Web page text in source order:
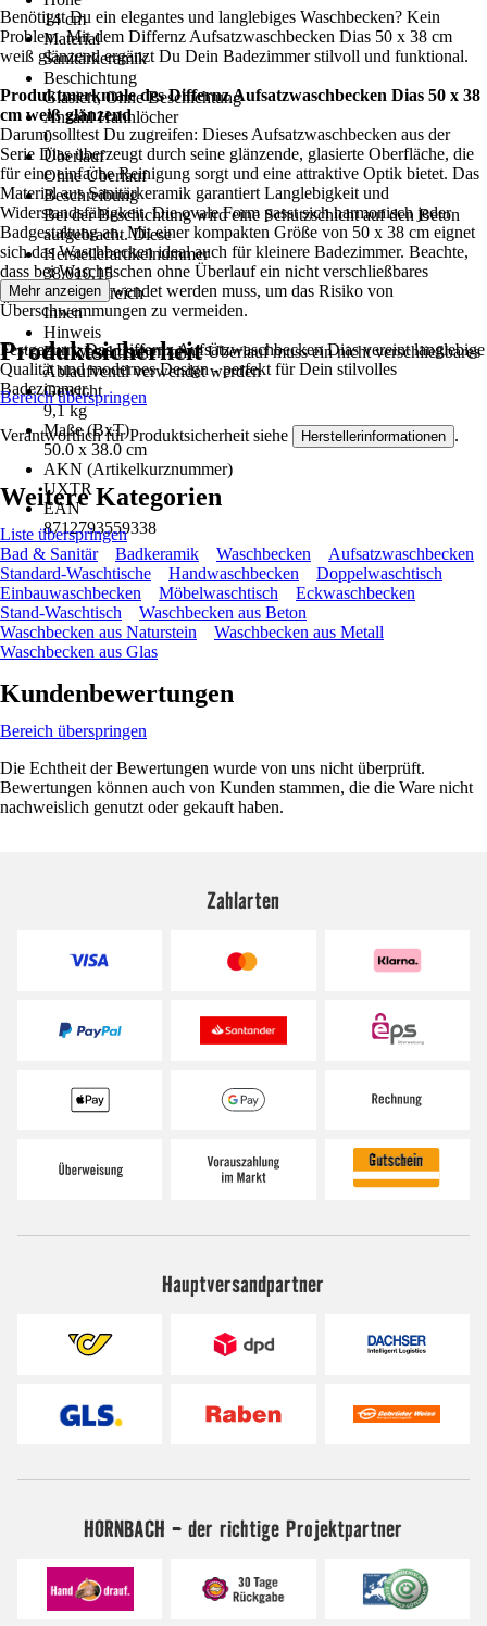
14 cm
Material
Sanitärkeramik
Beschichtung
Glasiert, Ohne Beschichtung
Anzahl Hahnlöcher
0
Überlauf
Ohne Überlauf
Beschreibung
Bei der Beschichtung wird eine Schutzschicht auf den Beton
aufgebracht. Diese
Herstellerartikelnummer
38.010.15
Einsatzbereich
Innen
Hinweis
Bei Waschtischen ohne Überlauf muss ein nicht verschließbares
Ablaufventil verwendet werden
Gewicht
9,1 kg
Maße (BxT)
50.0 x 38.0 cm
AKN (Artikelkurznummer)
UXTR
EAN
8712793559338
Benötigst Du ein elegantes und langlebiges Waschbecken? Kein
Problem. Mit dem Differnz Aufsatzwaschbecken Dias 50 x 38 cm
weiß glänzend ergänzt Du Dein Badezimmer stilvoll und funktional.
Produktmerkmale des Differnz Aufsatzwaschbecken Dias 50 x 38
cm weiß glänzend
Darum solltest Du zugreifen: Dieses Aufsatzwaschbecken aus der
Serie Dias überzeugt durch seine glänzende, glasierte Oberfläche, die
für eine einfache Reinigung sorgt und eine attraktive Optik bietet. Das
Material aus Sanitärkeramik garantiert Langlebigkeit und
Widerstandsfähigkeit. Die ovale Form passt sich harmonisch jeder
Badgestaltung an. Mit einer kompakten Größe von 50 x 38 cm eignet
sich das Waschbecken ideal auch für kleinere Badezimmer. Beachte,
dass bei Waschtischen ohne Überlauf ein nicht verschließbares
Ablaufventil verwendet werden muss, um das Risiko von
Überschwemmungen zu vermeiden.
Festgezurrt: Das Differnz Aufsatzwaschbecken Dias vereint langlebige
Qualität und modernes Design - perfekt für Dein stilvolles
Badezimmer.
Mehr anzeigen
Produktsicherheit
Bereich überspringen
Verantwortlich für Produktsicherheit siehe Herstellerinformationen .
Weitere Kategorien
Liste überspringen
Bad & Sanitär
Badkeramik Waschbecken
Aufsatzwaschbecken
Standard-Waschtische
Handwaschbecken
Doppelwaschtisch
Einbauwaschbecken
Möbelwaschtisch
Eckwaschbecken
Stand-Waschtisch
Waschbecken aus Beton
Waschbecken aus Naturstein
Waschbecken aus Metall
Waschbecken aus Glas
Kundenbewertungen
Bereich überspringen
Die Echtheit der Bewertungen wurde von uns nicht überprüft.
Bewertungen können auch von Kunden stammen, die die Ware nicht
nachweislich genutzt oder gekauft haben.
Zahlarten
Hauptversandpartner
HORNBACH - der richtige Projektpartner